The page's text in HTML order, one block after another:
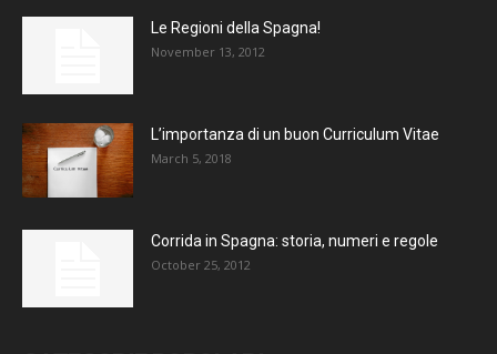
Le Regioni della Spagna!
November 13, 2012
L’importanza di un buon Curriculum Vitae
March 5, 2018
Corrida in Spagna: storia, numeri e regole
October 25, 2012